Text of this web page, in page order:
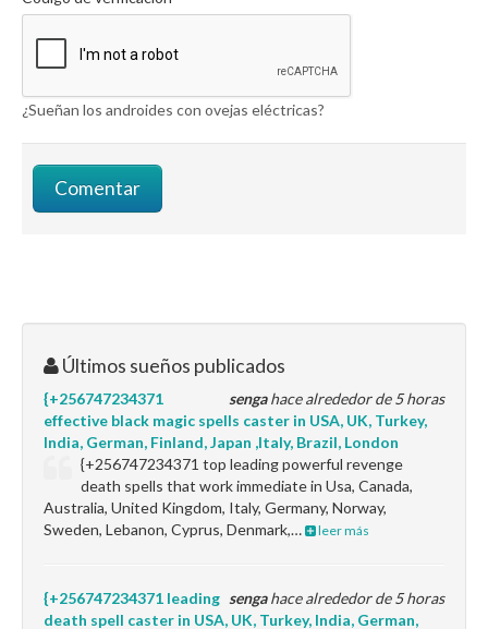
¿Sueñan los androides con ovejas eléctricas?
Últimos sueños publicados
sengahace alrededor de 5 horas
{+256747234371
effective black magic spells caster in USA, UK, Turkey,
India, German, Finland, Japan ,Italy, Brazil, London
{+256747234371 top leading powerful revenge
death spells that work immediate in Usa, Canada,
Australia, United Kingdom, Italy, Germany, Norway,
Sweden, Lebanon, Cyprus, Denmark,…
leer más
sengahace alrededor de 5 horas
{+256747234371 leading
death spell caster in USA, UK, Turkey, India, German,